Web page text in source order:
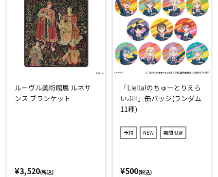
ルーヴル美術館展 ルネサ
ンス ブランケット
¥3,520(税込)
「Liella!のちゅーとりえら
いぶ!!」缶バッジ(ランダム
11種)
予約 NEW 期間限定
¥500(税込)